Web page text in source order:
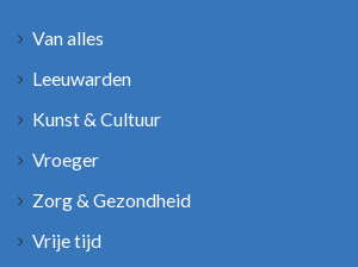
Van alles
Leeuwarden
Kunst & Cultuur
Vroeger
Zorg & Gezondheid
Vrije tijd